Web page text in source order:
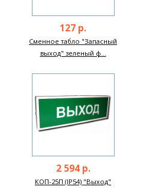
127 р.
Сменное табло "Запасный
выход" зеленый ф...
2 594 р.
КОП-25П (IP54) "Выход"